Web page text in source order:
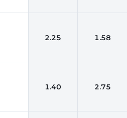
2.25 1.58
1.40 2.75